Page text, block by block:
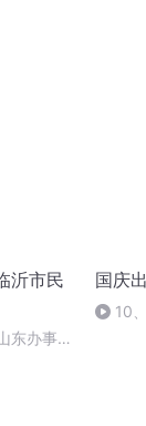
沂市民
东办事处
国庆
10